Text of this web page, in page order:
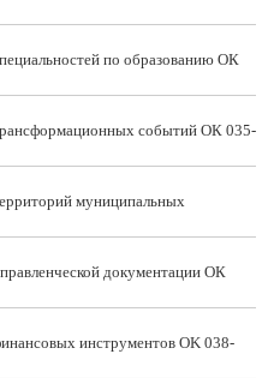
по образованию ОК
событий ОК 035-
муниципальных
документации ОК
инструментов OK 038-